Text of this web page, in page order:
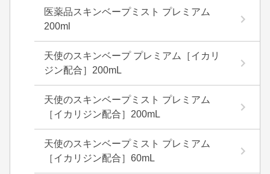
医薬品スキンベープミスト プレミアム
200ml
天使のスキンベープ プレミアム［イカリ
ジン配合］200mL
天使のスキンベープミスト プレミアム
［イカリジン配合］200mL
天使のスキンベープミスト プレミアム
［イカリジン配合］60mL